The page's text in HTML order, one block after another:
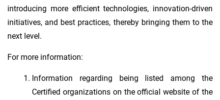
introducing more efficient technologies, innovation-driven
initiatives, and best practices, thereby bringing them to the
next level.
For more information:
Information regarding being listed among the
Certified organizations on the official website of the